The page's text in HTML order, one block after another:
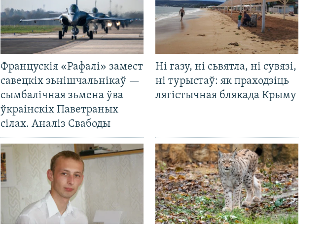
Францускія «Рафалі» замест
савецкіх зьнішчальнікаў —
сымбалічная зьмена ўва
ўкраінскіх Паветраных
сілах. Аналіз Свабоды
Ні газу, ні сьвятла, ні сувязі,
ні турыстаў: як праходзіць
лягістычная блякада Крыму